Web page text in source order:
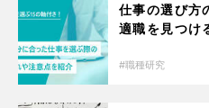
仕事の選び方
適職を見つけ
職種研究